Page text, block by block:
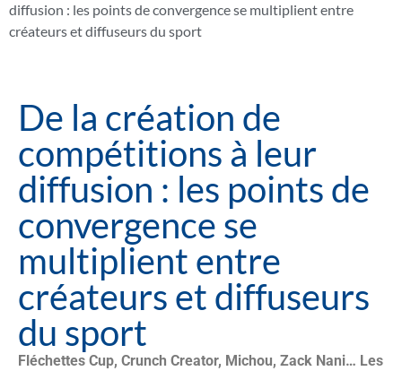
diffusion : les points de convergence se multiplient entre
créateurs et diffuseurs du sport
De la création de
compétitions à leur
diffusion : les points de
convergence se
multiplient entre
créateurs et diffuseurs
du sport
Fléchettes Cup, Crunch Creator, Michou, Zack Nani… Les